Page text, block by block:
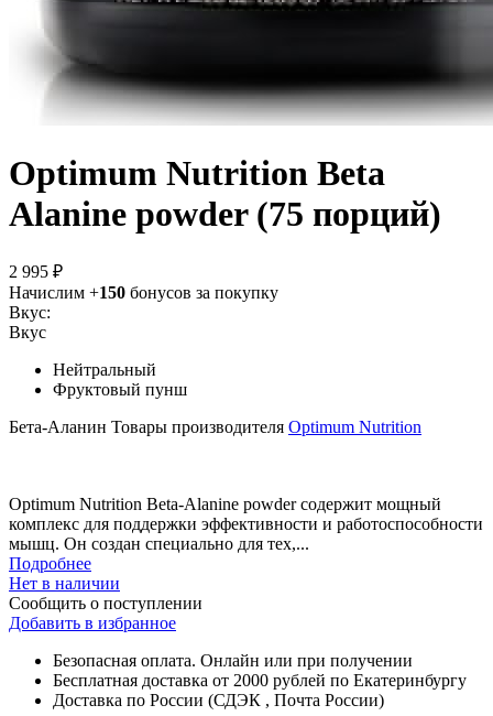
Optimum Nutrition Beta
Alanine powder (75 порций)
2 995 ₽
Начислим +150 бонусов за покупку
Вкус:
Вкус
Нейтральный
Фруктовый пунш
Бета-Аланин Товары производителя Optimum Nutrition
Optimum Nutrition Beta-Alanine powder содержит мощный
комплекс для поддержки эффективности и работоспособности
мышц. Он создан специально для тех,...
Подробнее
Нет в наличии
Сообщить о поступлении
Добавить в избранное
Безопасная оплата. Онлайн или при получении
Бесплатная доставка от 2000 рублей по Екатеринбургу
Доставка по России (СДЭК , Почта России)